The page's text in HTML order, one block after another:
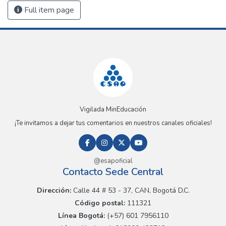
Full item page
Vigilada MinEducación
¡Te invitamos a dejar tus comentarios en nuestros canales oficiales!
@esapoficial
Contacto Sede Central
Dirección:Calle 44 # 53 - 37, CAN, Bogotá D.C.
Código postal: 111321
Línea Bogotá:(+57) 601 7956110